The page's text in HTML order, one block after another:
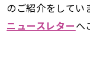
のご紹介をしてい
ニュースレターへ